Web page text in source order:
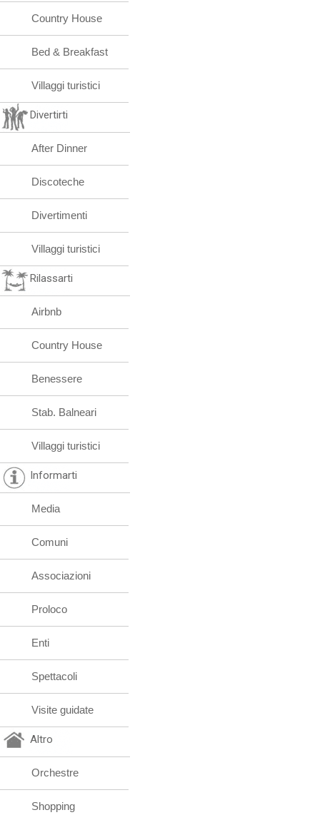
Country House
Bed & Breakfast
Villaggi turistici
Divertirti
After Dinner
Discoteche
Divertimenti
Villaggi turistici
Rilassarti
Airbnb
Country House
Benessere
Stab. Balneari
Villaggi turistici
Informarti
Media
Comuni
Associazioni
Proloco
Enti
Spettacoli
Visite guidate
Altro
Orchestre
Shopping